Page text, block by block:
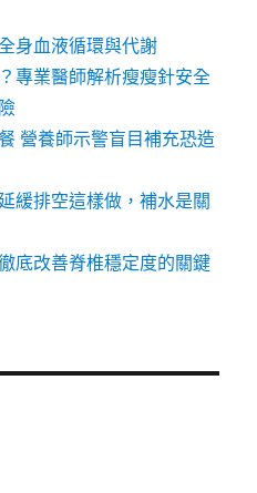
身血液循環與代謝
專業醫師解析瘦瘦針安全
營養師示警盲目補充恐造
緩排空這樣做，補水是關
底改善脊椎穩定度的關鍵